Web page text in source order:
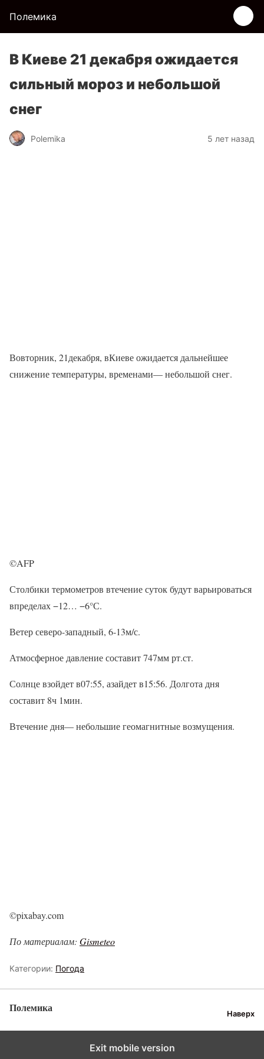
Полемика
В Киеве 21 декабря ожидается
сильный мороз и небольшой
снег
Polemika 5 лет назад
Вовторник, 21декабря, вКиеве ожидается дальнейшее
снижение температуры, временами— небольшой снег.
©AFP
Столбики термометров втечение суток будут варьироваться
впределах −12… −6°С.
Ветер северо-западный, 6-13м/с.
Атмосферное давление составит 747мм рт.ст.
Солнце взойдет в07:55, азайдет в15:56. Долгота дня
составит 8ч 1мин.
Втечение дня— небольшие геомагнитные возмущения.
©pixabay.com
По материалам: Gismeteo
Категории: Погода
Полемика Наверх
Exit mobile version